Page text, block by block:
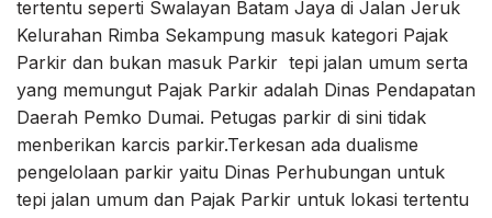
tertentu seperti Swalayan Batam Jaya di Jalan Jeruk
Kelurahan Rimba Sekampung masuk kategori Pajak
Parkir dan bukan masuk Parkir tepi jalan umum serta
yang memungut Pajak Parkir adalah Dinas Pendapatan
Daerah Pemko Dumai. Petugas parkir di sini tidak
menberikan karcis parkir.Terkesan ada dualisme
pengelolaan parkir yaitu Dinas Perhubungan untuk
tepi jalan umum dan Pajak Parkir untuk lokasi tertentu